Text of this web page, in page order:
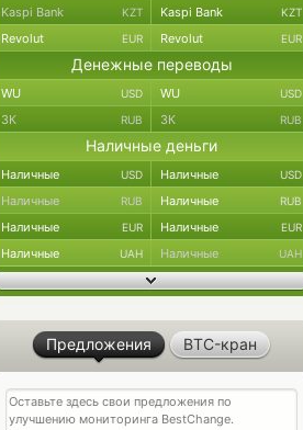
Kaspi Bank KZT Kaspi Bank KZT
Revolut EUR Revolut EUR
Денежные переводы
WU USD WU USD
ЗК RUB ЗК RUB
Наличные деньги
Наличные USD Наличные USD
Наличные RUB Наличные RUB
Наличные EUR Наличные EUR
Наличные UAH Наличные UAH
Предложения BTC-кран